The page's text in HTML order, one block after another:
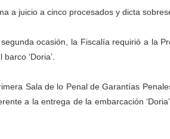
a juicio a cinco procesados y dicta
ocasión, la Fiscalía requirió a la
‘Doria’.
Sala de lo Penal de Garantías
a la entrega de la embarcación